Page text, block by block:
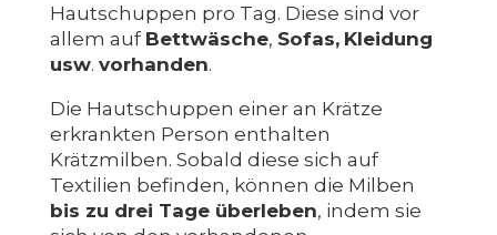
Hautschuppen pro Tag. Diese sind vor
allem auf Bettwäsche, Sofas, Kleidung
usw. vorhanden.
Die Hautschuppen einer an Krätze
erkrankten Person enthalten
Krätzmilben. Sobald diese sich auf
Textilien befinden, können die Milben
bis zu drei Tage überleben, indem sie